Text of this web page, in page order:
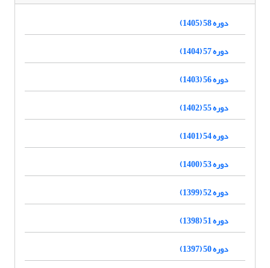
دوره 58 (1405)
دوره 57 (1404)
دوره 56 (1403)
دوره 55 (1402)
دوره 54 (1401)
دوره 53 (1400)
دوره 52 (1399)
دوره 51 (1398)
دوره 50 (1397)